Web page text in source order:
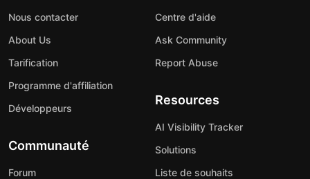
Nous contacter
About Us
Tarification
Programme d'affiliation
Développeurs
Communauté
Forum
Centre d'aide
Ask Community
Report Abuse
Resources
AI Visibility Tracker
Solutions
Liste de souhaits